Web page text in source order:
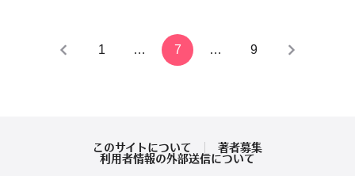
1 … 7 … 9
このサイトについて
著者募集
利用者情報の外部送信について